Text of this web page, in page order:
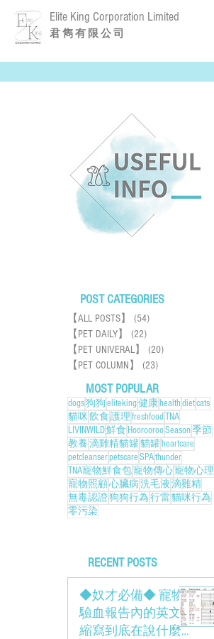
Elite King Corporation Limited
​君 雋 有 限 公 司
POST CATEGORIES
【ALL POSTS】 (54)
【PET DAILY】
(22)
【PET UNIVERAL】
(20)
【PET COLUMN】
(23)
MOST POPULAR
dogs狗狗eliteking健康healthdietcats
貓咪飲食護理freshfoodTNA
LIVINWILD鮮食 HooroorooSeason季節
教養滴雞精貓罐貓罐heartcare
petcleanserpetscareSPAthunder
TNA寵物鮮食包寵物傳心寵物心理
寵物照顧心臟病洗毛液滴雞精
無毒認證狗狗行為行雷貓咪行為
零污染
RECENT POSTS
◆奴才必備◆ 寵物
驗血報告內的英文
縮寫到底在說什麼